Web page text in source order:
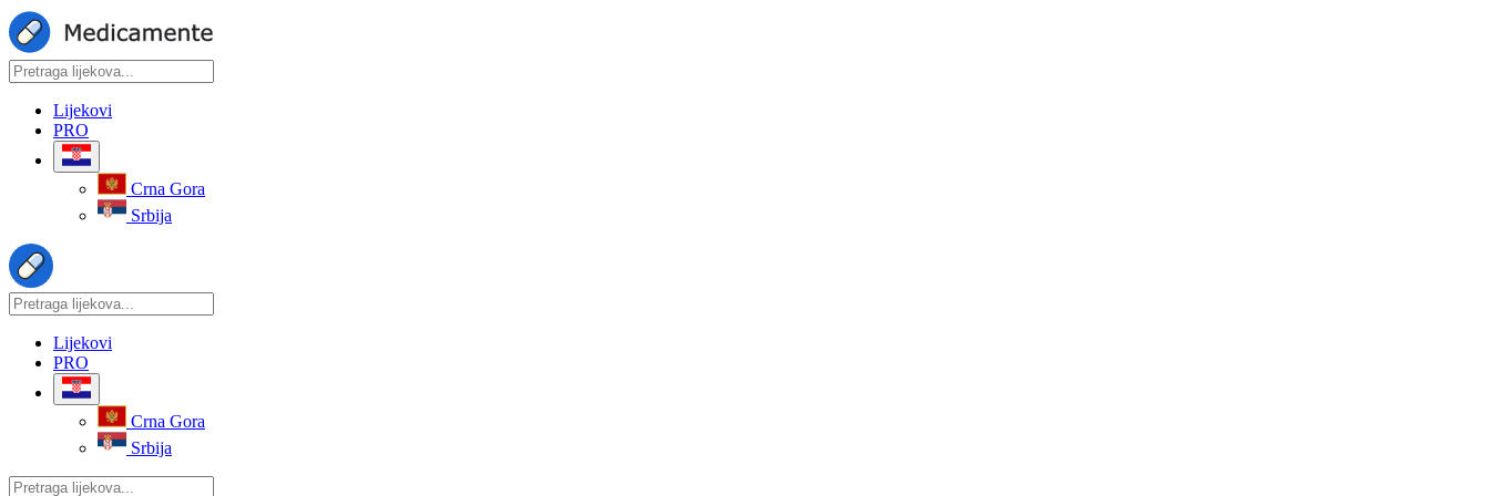
Lijekovi
PRO
Crna Gora
Srbija
Lijekovi
PRO
Crna Gora
Srbija